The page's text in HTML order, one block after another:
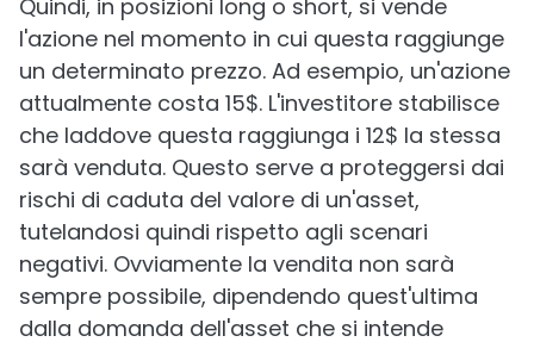
Quindi, in posizioni long o short, si vende
l'azione nel momento in cui questa raggiunge
un determinato prezzo. Ad esempio, un'azione
attualmente costa 15$. L'investitore stabilisce
che laddove questa raggiunga i 12$ la stessa
sarà venduta. Questo serve a proteggersi dai
rischi di caduta del valore di un'asset,
tutelandosi quindi rispetto agli scenari
negativi. Ovviamente la vendita non sarà
sempre possibile, dipendendo quest'ultima
dalla domanda dell'asset che si intende